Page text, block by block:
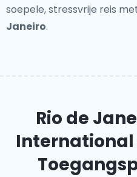
soepele, stressvrije reis
Janeiro.
Rio de
International